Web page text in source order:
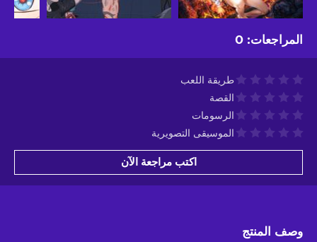
المراجعات:
0
طريقة اللعب
القصة
الرسومات
الموسيقى التصويرية
اكتب مراجعة الآن
وصف المنتج